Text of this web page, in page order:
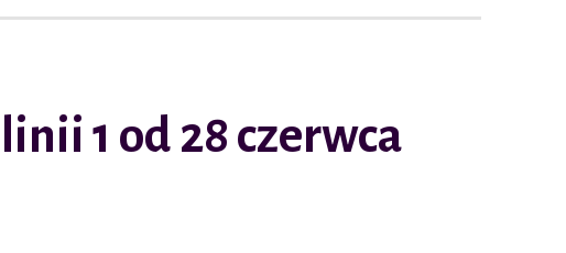
1 od 28 czerwca